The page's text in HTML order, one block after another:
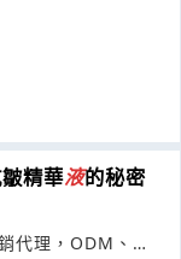
精華液的秘密
代理，ODM、